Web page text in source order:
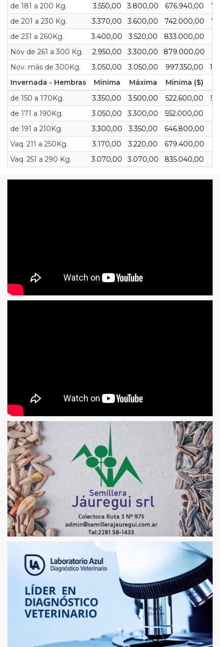
de 181 a 200 Kg.
3.550,00 3.800,00 676.940,00
de 201 a 230 Kg.
3.370,00 3.600,00 742.000,00
de 231 a 260Kg.
3.400,00 3.520,00 833.000,00
Nov de 261 a 300 Kg.
2.950,00 3.300,00 879.000,00
Nov. más de 300Kg.
3.050,00 3.050,00 997.350,00
Invernada - Hembras
Mínima Máxima Mínima ($)
de 150 a 170Kg.
3.350,00 3.500,00 522.600,00
de 171 a 190Kg.
3.050,00 3.300,00 552.000,00
de 191 a 210Kg.
3.300,00 3.350,00 646.800,00
Vaq. 211 a 250Kg.
3.170,00 3.220,00 679.400,00
Vaq. 251 a 290 Kg.
3.070,00 3.070,00 835.040,00